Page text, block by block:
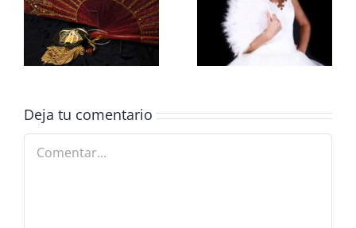
Lenguaje de las
Damas
Deja tu comentario
Comentar